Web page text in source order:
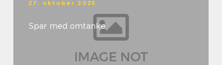
27. oktober 2025
Spar med omtanke